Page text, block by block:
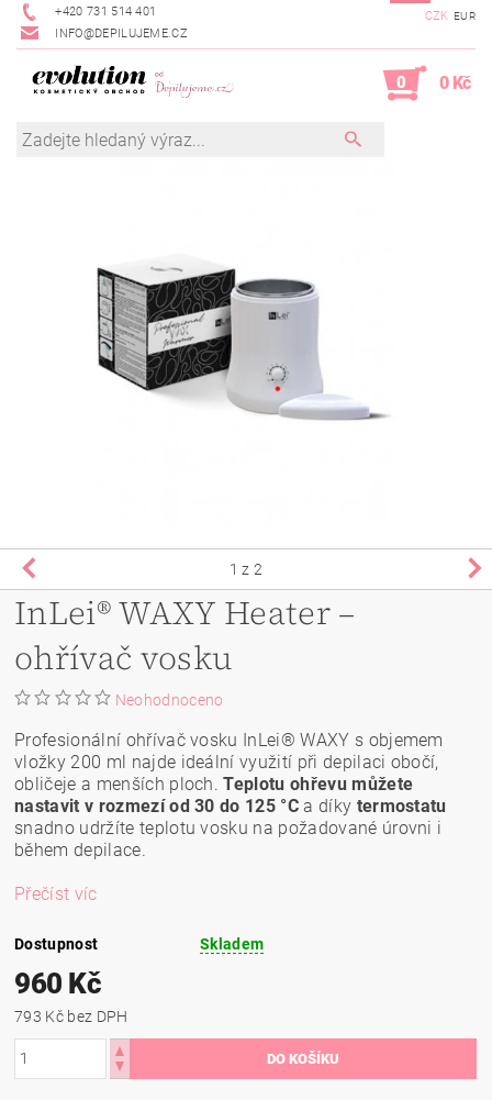
+420 731 514 401
INFO@DEPILUJEME.CZ
CZK EUR
0 0 Kč
1 z 2
InLei® WAXY Heater –
ohřívač vosku
Neohodnoceno
Profesionální ohřívač vosku InLei® WAXY s objemem
vložky 200 ml najde ideální využití při depilaci obočí,
obličeje a menších ploch.Teplotu ohřevu můžete
nastavit v rozmezí od 30 do 125 °C a díky termostatu
snadno udržíte teplotu vosku na požadované úrovni i
během depilace.
Přečíst víc
Dostupnost Skladem
960 Kč
793 Kč bez DPH